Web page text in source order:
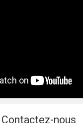
Contactez-nous